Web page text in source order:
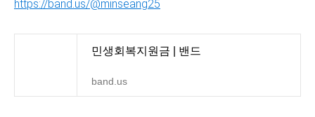
https://band.us/@minseang25
민생회복지원금 | 밴드
band.us